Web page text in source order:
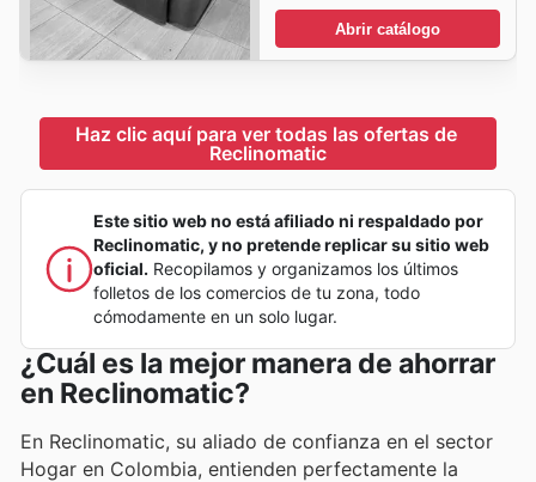
Abrir catálogo
Haz clic aquí para ver todas las ofertas de
Reclinomatic
Este sitio web no está afiliado ni respaldado por
Reclinomatic, y no pretende replicar su sitio web
oficial. Recopilamos y organizamos los últimos
folletos de los comercios de tu zona, todo
cómodamente en un solo lugar.
¿Cuál es la mejor manera de ahorrar
en Reclinomatic?
En Reclinomatic, su aliado de confianza en el sector
Hogar en Colombia, entienden perfectamente la